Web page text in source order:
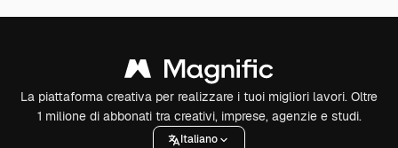
La piattaforma creativa per realizzare i tuoi migliori lavori. Oltre
1 milione di abbonati tra creativi, imprese, agenzie e studi.
Italiano